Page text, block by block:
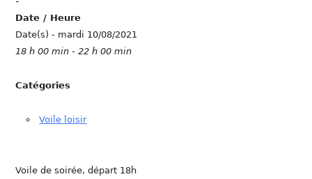
Date / Heure
Date(s) - mardi 10/08/2021
18 h 00 min - 22 h 00 min
Catégories
Voile loisir
Voile de soirée, départ 18h